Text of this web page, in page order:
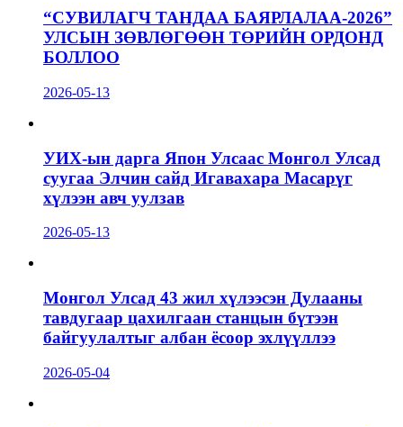
“СУВИЛАГЧ ТАНДАА БАЯРЛАЛАА-2026”
УЛСЫН ЗӨВЛӨГӨӨН ТӨРИЙН ОРДОНД
БОЛЛОО
2026-05-13
УИХ-ын дарга Япон Улсаас Монгол Улсад
суугаа Элчин сайд Игавахара Масарүг
хүлээн авч уулзав
2026-05-13
Монгол Улсад 43 жил хүлээсэн Дулааны
тавдугаар цахилгаан станцын бүтээн
байгуулалтыг албан ёсоор эхлүүллээ
2026-05-04